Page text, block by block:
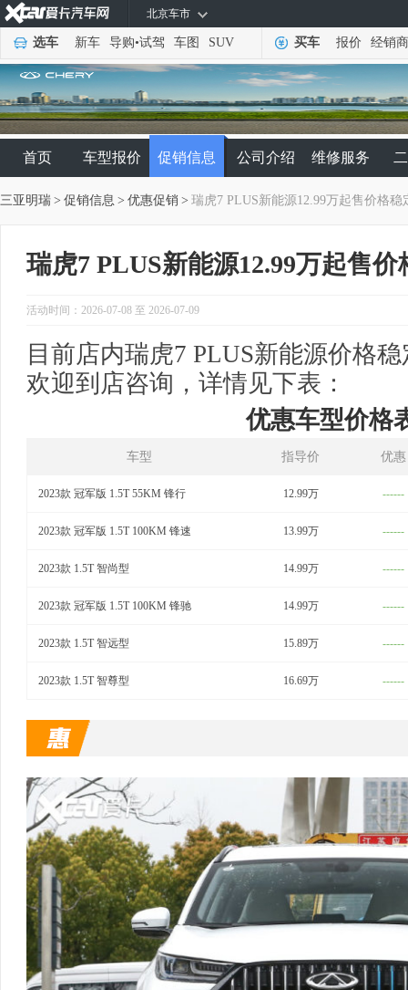
北京车市
选车 新车 导购•试驾 车图 SUV 买车 报价 经销商
首页 车型报价 促销信息 公司介绍 维修服务
三亚明瑞 > 促销信息 > 优惠促销 > 瑞虎7 PLUS新能源12.99万起售价格稳
瑞虎7 PLUS新能源12.99万起售价
活动时间：2026-07-08 至 2026-07-09
目前店内瑞虎7 PLUS新能源价格
欢迎到店咨询，详情见下表：
优惠车型价格
车型 指导价 优惠
2023款 冠军版 1.5T 55KM 锋行 12.99万 ------
2023款 冠军版 1.5T 100KM 锋速 13.99万 ------
2023款 1.5T 智尚型 14.99万 ------
2023款 冠军版 1.5T 100KM 锋驰 14.99万 ------
2023款 1.5T 智远型 15.89万 ------
2023款 1.5T 智尊型 16.69万 ------